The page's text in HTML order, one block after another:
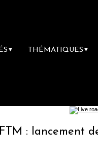
▼ THÉMATIQUES ▼
des